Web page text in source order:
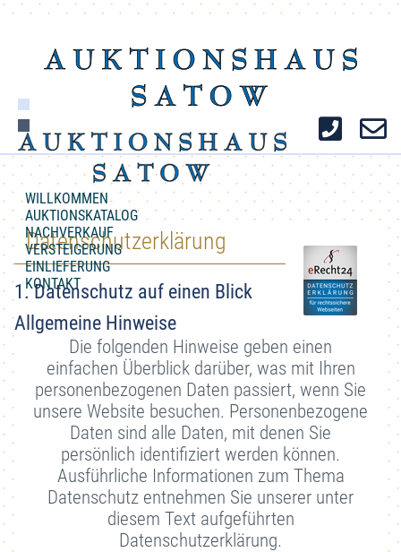
WILLKOMMEN
AUKTIONSKATALOG
NACHVERKAUF
VERSTEIGERUNG
EINLIEFERUNG
KONTAKT
Datenschutzerklärung
1. Datenschutz auf einen Blick
Allgemeine Hinweise
Die folgenden Hinweise geben einen
einfachen Überblick darüber, was mit Ihren
personenbezogenen Daten passiert, wenn Sie
unsere Website besuchen. Personenbezogene
Daten sind alle Daten, mit denen Sie
persönlich identifiziert werden können.
Ausführliche Informationen zum Thema
Datenschutz entnehmen Sie unserer unter
diesem Text aufgeführten
Datenschutzerklärung.